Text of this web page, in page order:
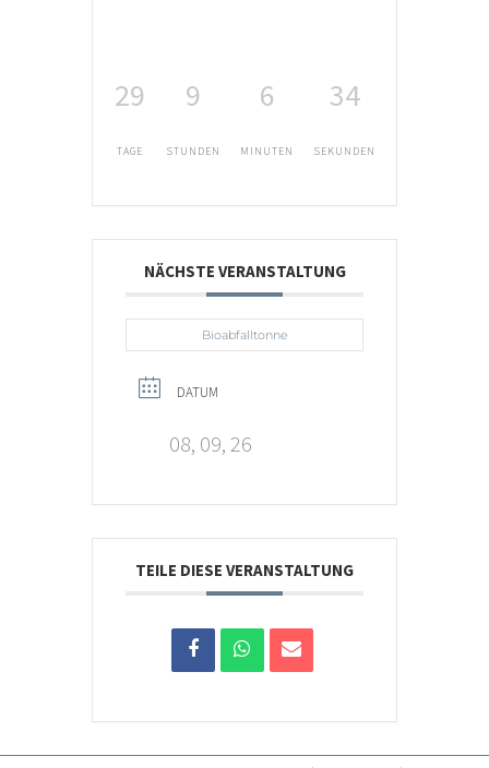
29
TAGE
9
STUNDEN
6
MINUTEN
34
SEKUNDEN
NÄCHSTE VERANSTALTUNG
Bioabfalltonne
DATUM
08, 09, 26
TEILE DIESE VERANSTALTUNG